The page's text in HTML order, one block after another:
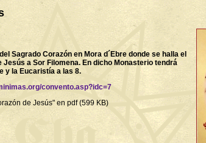
Sagrado Corazón en Mora d´Ebre donde se halla el
a Sor Filomena. En dicho Monasterio tendrá
y la Eucaristía a las 8.
convento.asp?idc=7
de Jesús" en pdf (599 KB)